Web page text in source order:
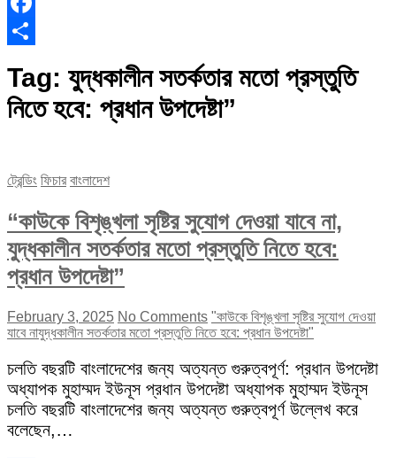
Facebook
Tag: যুদ্ধকালীন সতর্কতার মতো প্রস্তুতি
নিতে হবে: প্রধান উপদেষ্টা”
ট্রেন্ডিং ফিচার বাংলাদেশ
“কাউকে বিশৃঙ্খলা সৃষ্টির সুযোগ দেওয়া যাবে না,
যুদ্ধকালীন সতর্কতার মতো প্রস্তুতি নিতে হবে:
প্রধান উপদেষ্টা”
February 3, 2025 No Comments "কাউকে বিশৃঙ্খলা সৃষ্টির সুযোগ দেওয়া
যাবে নাযুদ্ধকালীন সতর্কতার মতো প্রস্তুতি নিতে হবে: প্রধান উপদেষ্টা"
চলতি বছরটি বাংলাদেশের জন্য অত্যন্ত গুরুত্বপূর্ণ: প্রধান উপদেষ্টা
অধ্যাপক মুহাম্মদ ইউনূস প্রধান উপদেষ্টা অধ্যাপক মুহাম্মদ ইউনূস
চলতি বছরটি বাংলাদেশের জন্য অত্যন্ত গুরুত্বপূর্ণ উল্লেখ করে
বলেছেন,…